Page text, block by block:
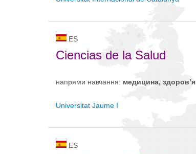
ES
Ciencias de la Salud
напрями навчання: медицина, здоров’я
Universitat Jaume I
ES